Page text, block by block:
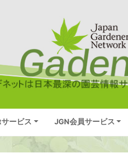
ービス JGN会員サービス